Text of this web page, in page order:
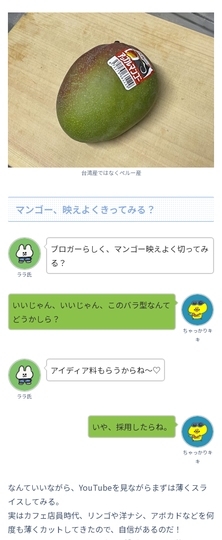
台湾産ではなくペルー産
マンゴー、映えよくきってみる？
ララ氏
ブロガーらしく、マンゴー映えよく切ってみ
る？
ちゃっかりキ
キ
いいじゃん、いいじゃん、このバラ型なんて
どうかしら？
ララ氏
アイディア料もらうからね～♡
ちゃっかりキ
キ
いや、採用したらね。
なんていいながら、YouTubeを見ながらまずは薄くスラ
イスしてみる。
実はカフェ店員時代、リンゴや洋ナシ、アボカドなどを何
度も薄くカットしてきたので、自信があるのだ！